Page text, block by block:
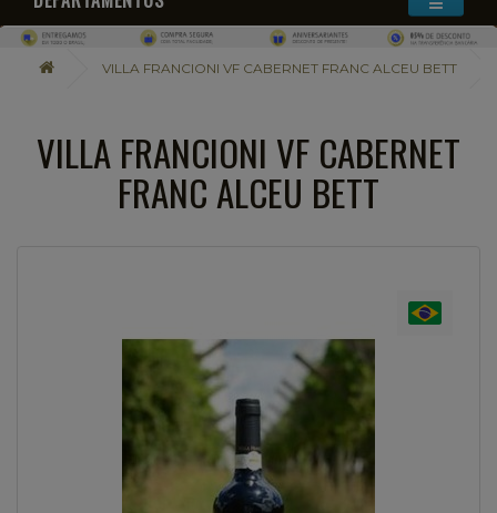
VILLA FRANCIONI VF CABERNET FRANC ALCEU BETT
VILLA FRANCIONI VF CABERNET
FRANC ALCEU BETT